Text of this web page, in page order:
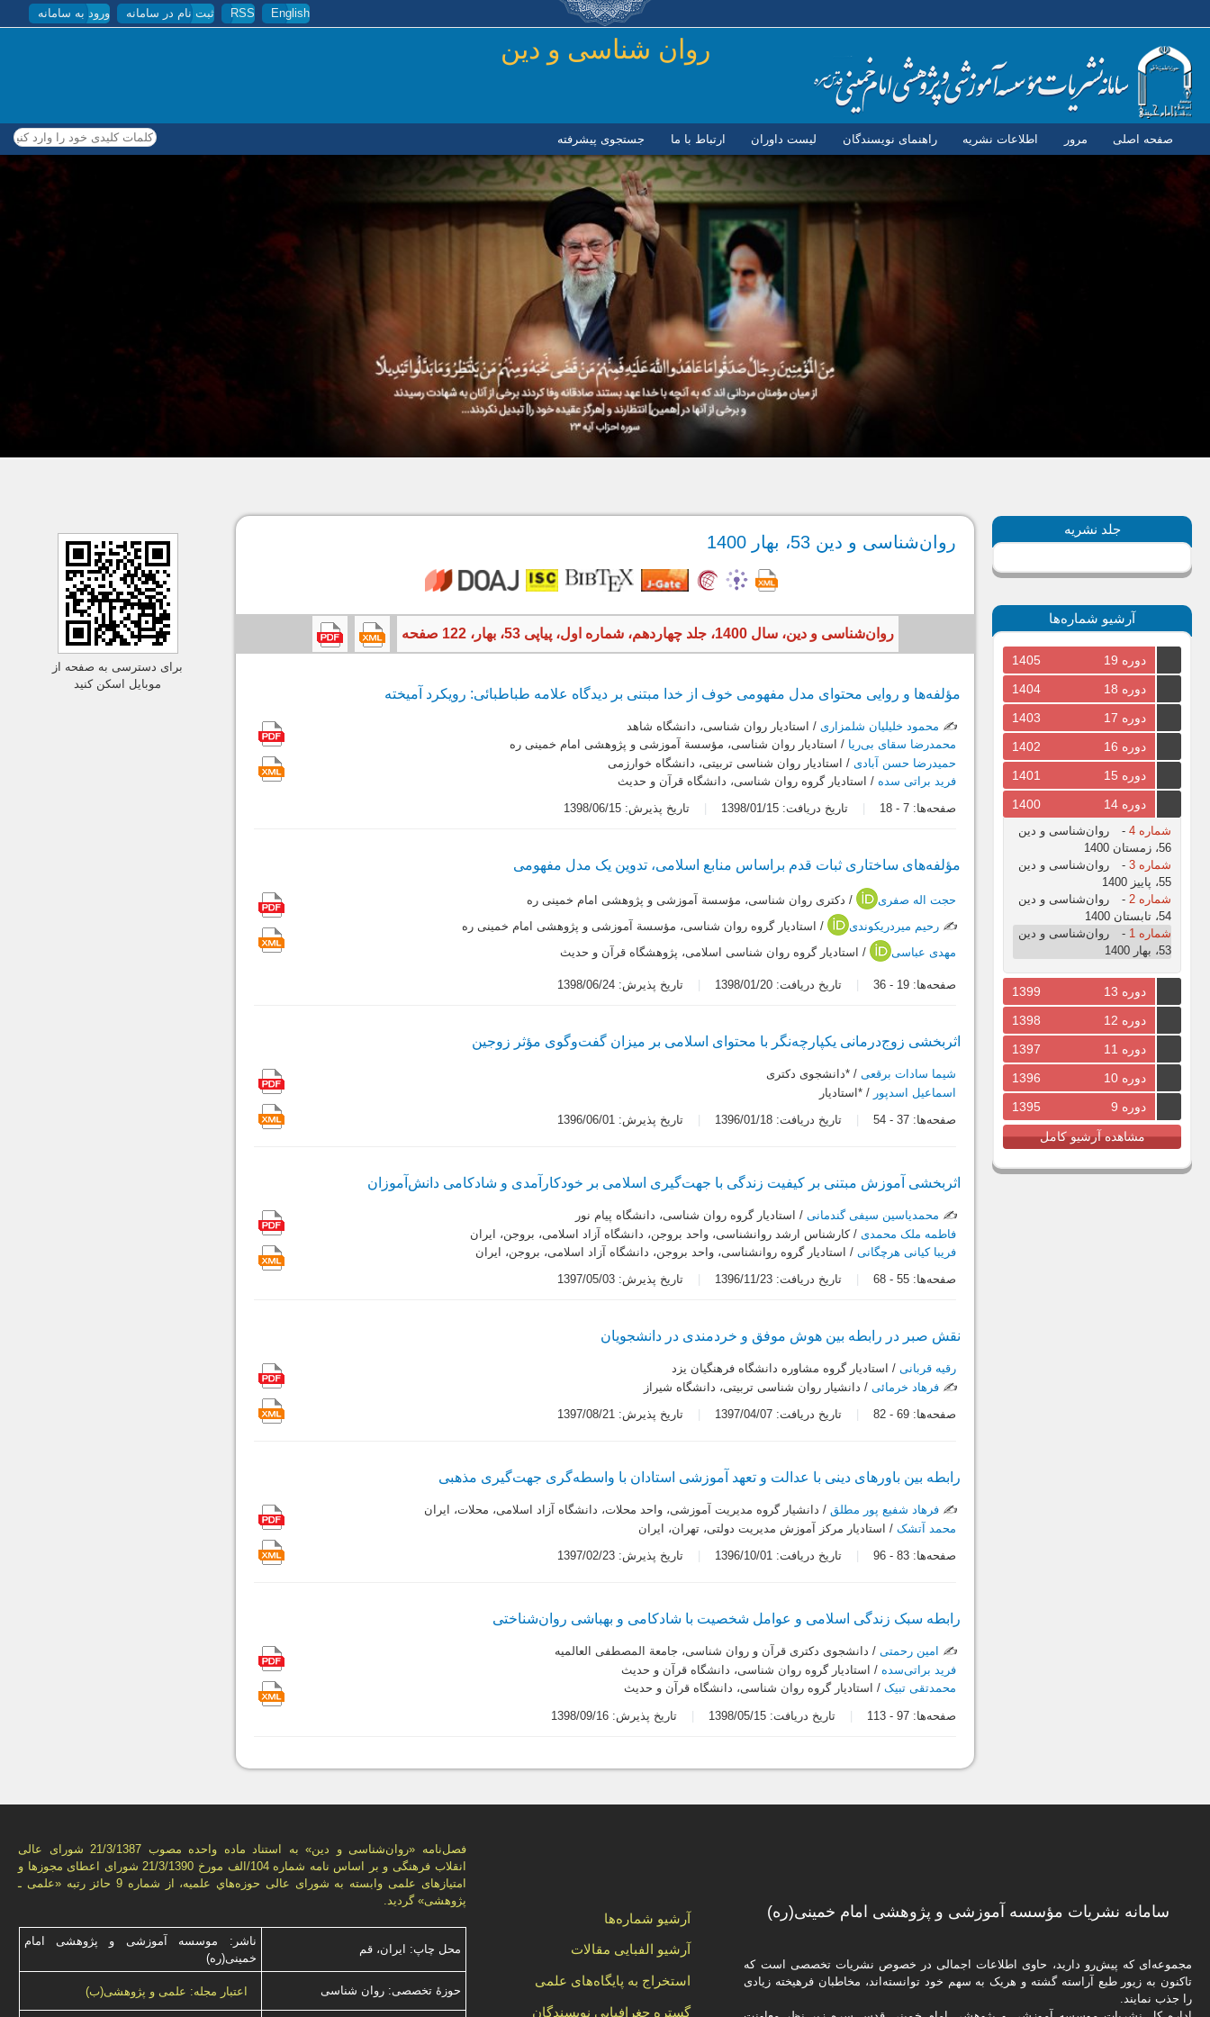
رفتن به محتوای اصلی English
RSS ثبت نام در سامانه ورود به سامانه
روان شناسی و دين
صفحه اصلی مرور اطلاعات نشریه راهنمای نویسندگان لیست داوران ارتباط با ما جستجوی پیشرفته کلمات کلیدی خود را وارد کنید
جلد نشریه
آرشیو شماره‌ها
دوره 19
1405
دوره 18
1404
دوره 17
1403
دوره 16
1402
دوره 15
1401
دوره 14
1400
شماره 4 -
روان‌شناسی و دین
56، زمستان 1400
شماره 3
-
روان‌شناسی و دین
55، پاییز 1400
شماره 2
-
روان‌شناسی و دین
54، تابستان 1400
شماره 1
-
روان‌شناسی و دین
53، بهار 1400
دوره 13
1399
دوره 12
1398
دوره 11
1397
دوره 10
1396
دوره 9
1395
مشاهده آرشیو کامل
روان‌شناسی و دین 53، بهار 1400
روان‌شناسی و دین، سال 1400، جلد چهاردهم، شماره اول، پیاپی 53، بهار، 122 صفحه
مؤلفه‌ها و روایی محتوای مدل مفهومی خوف از خدا مبتنی بر دیدگاه علامه طباطبائی: رویکرد آمیخته
✍️ محمود خلیلیان شلمزاری/ استادیار روان شناسی، دانشگاه شاهد
محمدرضا سقای بی‌ریا / استادیار روان شناسی، مؤسسة آموزشی و پژوهشی امام خمینی ره
حمیدرضا حسن آبادی / استادیار روان شناسی تربیتی، دانشگاه خوارزمی
فرید براتی سده / استادیار گروه روان شناسی، دانشگاه قرآن و حدیث
صفحه‌ها: 7
-
18 تاریخ دریافت: 1398/01/15 تاریخ پذیرش: 1398/06/15
مؤلفه‌های ساختاری ثبات قدم براساس منابع اسلامی، تدوین یک مدل مفهومی
حجت اله صفری
/ دکتری روان شناسی، مؤسسة آموزشی و پژوهشی امام خمینی ره
✍️ رحیم میردریکوندی
/ استادیار گروه روان شناسی، مؤسسة آموزشی و پژوهشی امام خمینی ره
مهدی عباسی
/ استادیار گروه روان شناسی اسلامی، پژوهشگاه قرآن و حدیث
صفحه‌ها: 19
-
36 تاریخ دریافت: 1398/01/20 تاریخ پذیرش: 1398/06/24
اثربخشی زوج‌درمانی یکپارچه‌نگر با محتوای اسلامی بر میزان گفت‌وگوی مؤثر زوجین
شیما سادات برقعی/ *دانشجوی دکتری
اسماعیل اسدپور / *استادیار
صفحه‌ها: 37
-
54 تاریخ دریافت: 1396/01/18 تاریخ پذیرش: 1396/06/01
اثربخشی آموزش مبتنی بر کیفیت زندگی با جهت‌گیری اسلامی بر خودکارآمدی و شادکامی دانش‌آموزان
✍️ محمدیاسین سیفی گندمانی/ استادیار گروه روان شناسی، دانشگاه پیام نور
فاطمه ملک محمدی/ کارشناس ارشد روانشناسی، واحد بروجن، دانشگاه آزاد اسلامی، بروجن، ایران
فریبا کیانی هرچگانی/ استادیار گروه روانشناسی، واحد بروجن، دانشگاه آزاد اسلامی، بروجن، ایران
صفحه‌ها: 55
-
68 تاریخ دریافت: 1396/11/23 تاریخ پذیرش: 1397/05/03
نقش صبر در رابطه بین هوش موفق و خردمندی در دانشجویان
رقیه قربانی/ استادیار گروه مشاوره دانشگاه فرهنگیان یزد
✍️ فرهاد خرمائی/ دانشیار روان شناسی تربیتی، دانشگاه شیراز
صفحه‌ها: 69
-
82 تاریخ دریافت: 1397/04/07 تاریخ پذیرش: 1397/08/21
رابطه بین باورهای دینی با عدالت و تعهد آموزشی استادان با واسطه‌گری جهت‌گیری مذهبی
✍️ فرهاد شفیع پور مطلق/ دانشیار گروه مدیریت آموزشی، واحد محلات، دانشگاه آزاد اسلامی، محلات، ایران
محمد آتشک/ استادیار مرکز آموزش مدیریت دولتی، تهران، ایران
صفحه‌ها: 83
-
96 تاریخ دریافت: 1396/10/01 تاریخ پذیرش: 1397/02/23
رابطه سبک زندگی اسلامی و عوامل شخصیت با شادکامی و بهباشی روان‌شناختی
✍️ امین رحمتی/ دانشجوی دکتری قرآن و روان شناسی، جامعة المصطفی العالمیه
فرید براتی‌سده / استادیار گروه روان شناسی، دانشگاه قرآن و حدیث
محمدتقی تبیک/ استادیار گروه روان شناسی، دانشگاه قرآن و حدیث
صفحه‌ها: 97
-
113 تاریخ دریافت: 1398/05/15 تاریخ پذیرش: 1398/09/16
برای دسترسی به صفحه از
موبایل اسکن کنید
فصل‌نامه «روان‌شناسی و دين» به استناد ماده واحده مصوب 21/3/1387 شورای عالی
انقلاب فرهنگی و بر اساس نامه شماره 104/الف مورخ 21/3/1390 شورای اعطای مجوزها و
امتيازهای علمی وابسته به شورای عالی حوزه‌هاي علميه، از شماره 9 حائز رتبه «علمی ـ
پژوهشی» گرديد.
محل چاپ: ایران، قم
ناشر: موسسه آموزشی و پژوهشی امام
خمینی(ره)
حوزۀ تخصصی: روان شناسی اعتبار مجله: علمی و پژوهشی(ب)
آرشیو شماره‌ها
آرشیو الفبایی مقالات
استخراج به پایگاه‌های علمی
گستره جغرافیایی نویسندگان
سامانه نشریات مؤسسه آموزشی و پژوهشی امام خمینی(ره)
مجموعه‌ای که پیش‌رو دارید،‌ حاوی اطلاعات اجمالی در خصوص نشریات تخصصی است که
تاکنون به زیور طبع آراسته گشته و هریک به سهم خود توانسته‌اند، مخاطبان فرهیخته‌ زیادی
را جذب نمایند.